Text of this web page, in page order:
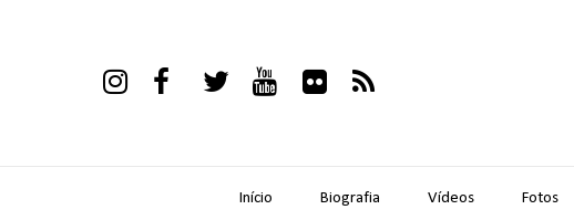
Início Biografia Vídeos Fotos